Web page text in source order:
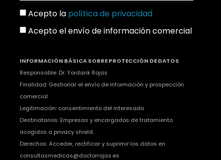
Acepto la política de privacidad
Acepto el envío de información comercial
INFORMACIÓN BÁSICA SOBRE PROTECCIÓN DE DATOS
Responsable: Dr. Yordank Rojas
Finalidad: Gestionar el envío de información y prospección
comercial
Legitimación: consentimiento del interesado
Destinatarios: Empresas y encargados de tratamiento
acogidos a privacy shield.
Derechos: Acceder, rectificar y suprimir los datos en
consultasmedicas@doctorrojas.es